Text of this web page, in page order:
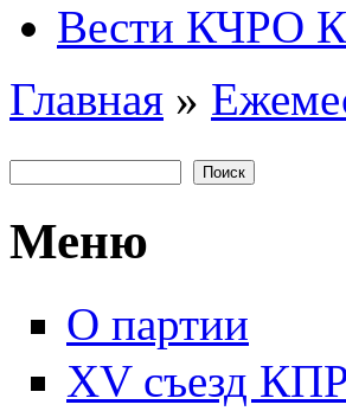
Вести КЧРО
Вы здесь
Главная »
Форма поиска
Меню
О партии
XV съезд